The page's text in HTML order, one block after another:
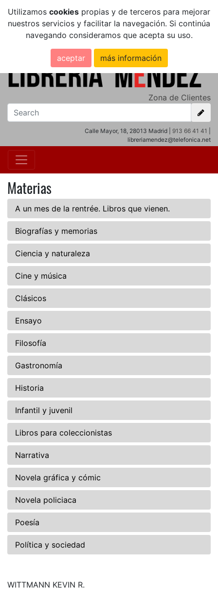
Utilizamos cookies propias y de terceros para mejorar
nuestros servicios y facilitar la navegación. Si continúa
navegando consideramos que acepta su uso.
aceptar más información
Zona de Clientes
Calle Mayor, 18, 28013 Madrid | 913 66 41 41
libreriamendez@telefonica.net
Materias
A un mes de la rentrée. Libros que vienen.
Biografías y memorias
Ciencia y naturaleza
Cine y música
Clásicos
Ensayo
Filosofía
Gastronomía
Historia
Infantil y juvenil
Libros para coleccionistas
Narrativa
Novela gráfica y cómic
Novela policiaca
Poesía
Política y sociedad
WITTMANN KEVIN R.